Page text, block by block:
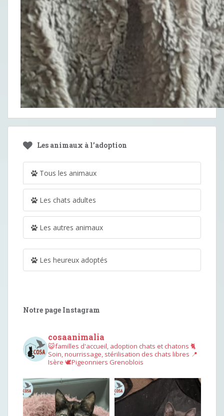
Les animaux à l’adoption
Tous les animaux
Les chats adultes
Les autres animaux
Les heureux adoptés
Notre page Instagram
cosaanimalia
😺familles d'accueil, adoption chats et chatons 🐈
Soin, nourrissage, stérilisation des chats libres 📍
Isère 🕊︎Pigeonniers Grenoblois